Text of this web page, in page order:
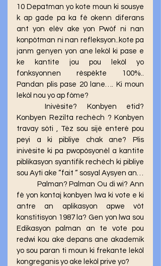
10 Depatman yo kote moun ki sousye
k ap gade pa ka fè okenn diferans
ant yon elèv ake yon Pwòf ni nan
konpòtman ni nan refleksyon..kote pa
janm genyen yon ane lekòl ki pase e
ke kantite jou pou lekòl yo
fonksyonnen rèspèkte 100%..
Pandan plis pase 20 lane…. Ki moun
lekòl nou yo ap fòme?
	Inivèsite? Konbyen etid?
Konbyen Rezilta rechèch ? Konbyen
travay sòti , Tèz sou sijè enterè pou
peyi a ki pibliye chak ane? Plis
inivèsite ki pa pwopòsyonèl a kantite
piblikasyon syantifik rechèch ki pibliye
fè yon kontaj konbyen lwa ki vote e ki
antre an aplikasyon apwe vòt
konstitisyon 1987 la? Gen yon lwa sou
Edikasyon palman an te vote pou
redwi kou ake depans ane akademik
yo sou paran ti moun ki frekante lekòl
kongreganis yo ake lekòl prive yo?